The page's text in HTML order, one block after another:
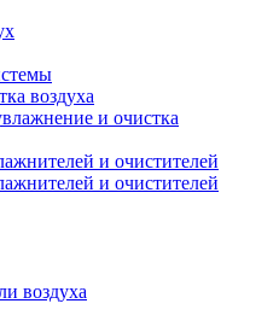
воздуха
и очистка
и очистителей
и очистителей
воздуха